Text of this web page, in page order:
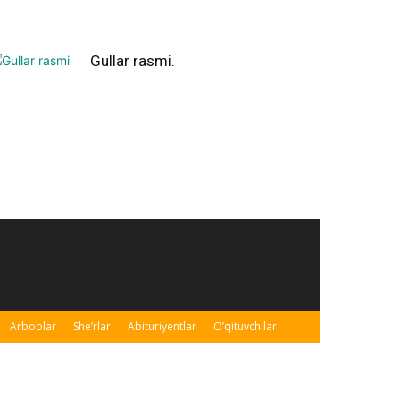
Gullar rasmi.
Arboblar She’rlar Abituriyentlar O’qituvchilar